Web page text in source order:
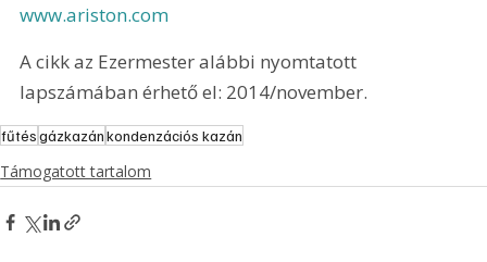
www.ariston.com
A cikk az Ezermester alábbi nyomtatott
lapszámában érhető el: 2014/november.
fűtésgázkazánkondenzációs kazán
Támogatott tartalom